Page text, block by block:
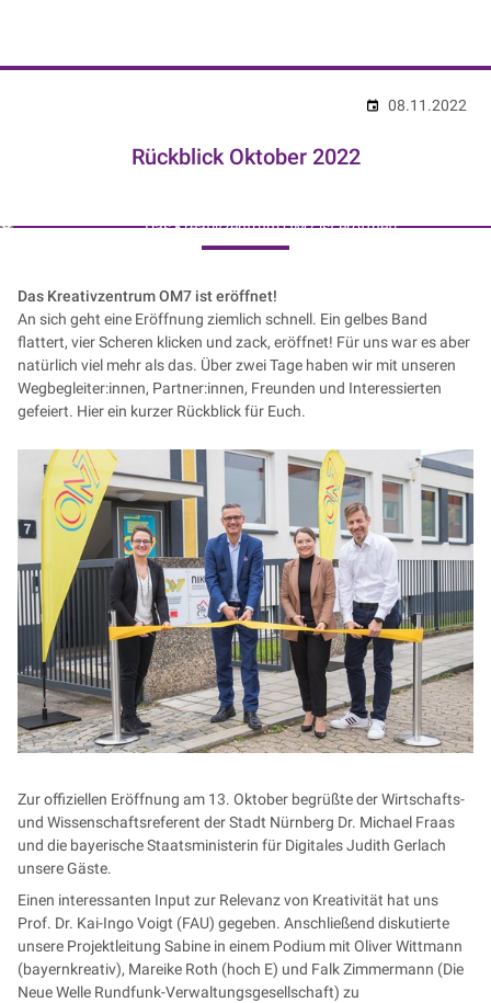
08.11.2022
Rückblick Oktober 2022
Das Kreativzentrum OM7 ist eröffnet!
Das Kreativzentrum OM7 ist eröffnet!
An sich geht eine Eröffnung ziemlich schnell. Ein gelbes Band
flattert, vier Scheren klicken und zack, eröffnet! Für uns war es aber
natürlich viel mehr als das. Über zwei Tage haben wir mit unseren
Wegbegleiter:innen, Partner:innen, Freunden und Interessierten
gefeiert. Hier ein kurzer Rückblick für Euch.
Zur offiziellen Eröffnung am 13. Oktober begrüßte der Wirtschafts-
und Wissenschaftsreferent der Stadt Nürnberg Dr. Michael Fraas
und die bayerische Staatsministerin für Digitales Judith Gerlach
unsere Gäste.
Einen interessanten Input zur Relevanz von Kreativität hat uns
Prof. Dr. Kai-Ingo Voigt (FAU) gegeben. Anschließend diskutierte
unsere Projektleitung Sabine in einem Podium mit Oliver Wittmann
(bayernkreativ), Mareike Roth (hoch E) und Falk Zimmermann (Die
Neue Welle Rundfunk-Verwaltungsgesellschaft) zu